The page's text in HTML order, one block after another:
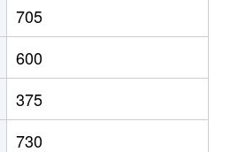
705
600
375
730